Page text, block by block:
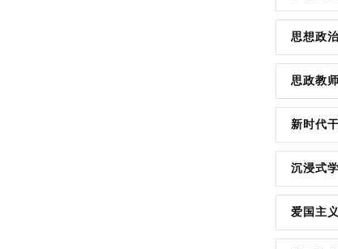
思想政
思政教
新时代
沉浸式
爱国主